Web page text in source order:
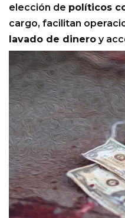
elección de políticos
cargo, facilitan
lavado de dinero y